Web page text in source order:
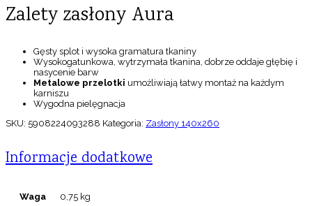
Zalety zasłony Aura
Gęsty splot i wysoka gramatura tkaniny
Wysokogatunkowa, wytrzymała tkanina, dobrze oddaje głębię i
nasycenie barw
Metalowe przelotki umożliwiają łatwy montaż na każdym
karniszu
Wygodna pielęgnacja
SKU: 5908224093288 Kategoria: Zasłony 140x260
Informacje dodatkowe
Waga 0,75 kg